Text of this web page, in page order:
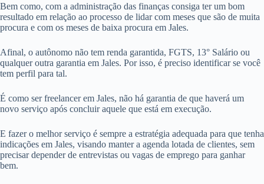
Bem como, com a administração das finanças consiga ter um bom
resultado em relação ao processo de lidar com meses que são de muita
procura e com os meses de baixa procura em Jales.
Afinal, o autônomo não tem renda garantida, FGTS, 13° Salário ou
qualquer outra garantia em Jales. Por isso, é preciso identificar se você
tem perfil para tal.
É como ser freelancer em Jales, não há garantia de que haverá um
novo serviço após concluir aquele que está em execução.
E fazer o melhor serviço é sempre a estratégia adequada para que tenha
indicações em Jales, visando manter a agenda lotada de clientes, sem
precisar depender de entrevistas ou vagas de emprego para ganhar
bem.